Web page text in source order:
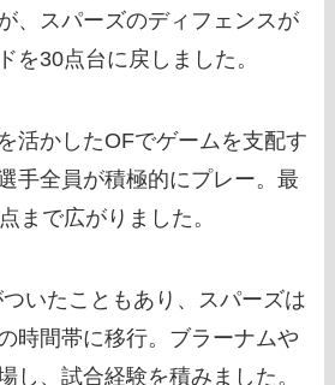
、スパーズのディフェンスが
を30点台に戻しました。
活かしたOFでゲームを支配す
手全員が積極的にプレー。最
まで広がりました。
いたこともあり、スパーズは
時間帯に移行。ブラーナムや
し、試合経験を積みました。